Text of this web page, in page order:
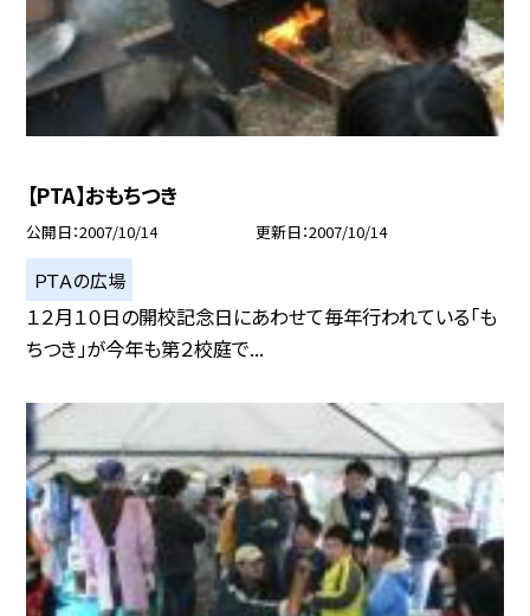
【PTA】おもちつき
公開日 2007/10/14 更新日 2007/10/14
ＰＴＡの広場
１２月１０日の開校記念日にあわせて毎年行われている「も
ちつき」が今年も第２校庭で...